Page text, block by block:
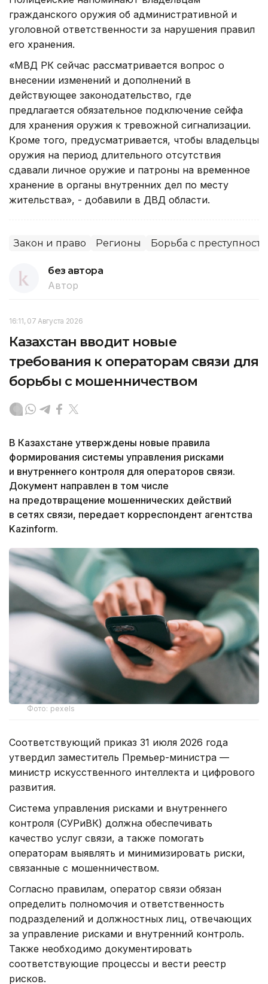
гражданского оружия об административной и
уголовной ответственности за нарушения правил
его хранения.
«МВД РК сейчас рассматривается вопрос о
внесении изменений и дополнений в
действующее законодательство, где
предлагается обязательное подключение сейфа
для хранения оружия к тревожной сигнализации.
Кроме того, предусматривается, чтобы владельцы
оружия на период длительного отсутствия
сдавали личное оружие и патроны на временное
хранение в органы внутренних дел по месту
жительства», - добавили в ДВД области.
Закон и право Регионы Борьба с
без автора
Автор
16:11, 07 Августа 2026
Казахстан вводит новые
требования к операторам связи для
борьбы с мошенничеством
В Казахстане утверждены новые правила
формирования системы управления рисками
и внутреннего контроля для операторов связи.
Документ направлен в том числе
на предотвращение мошеннических действий
в сетях связи, передает корреспондент агентства
Kazinform.
Фото: pexels
Соответствующий приказ 31 июля 2026 года
утвердил заместитель Премьер-министра —
министр искусственного интеллекта и цифрового
развития.
Система управления рисками и внутреннего
контроля (СУРиВК) должна обеспечивать
качество услуг связи, а также помогать
операторам выявлять и минимизировать риски,
связанные с мошенничеством.
Согласно правилам, оператор связи обязан
определить полномочия и ответственность
подразделений и должностных лиц, отвечающих
за управление рисками и внутренний контроль.
Также необходимо документировать
соответствующие процессы и вести реестр
рисков.